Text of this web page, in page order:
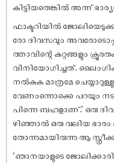
കിട്ടിയതെങ്കിൽ അന്ന്
ഫാക്ടറിയിൽ
രോ ദിവസവും
ത്താവിന്റെ കുറ്റങ്ങളും
വിനിയോഗിച്ചത്.
നൽകുക മാത്രമേ
വേണംന്നൊക്കെ പറയും
പിന്നെ ബഹളാണ്.’ ഒരു
ഴിഞ്ഞാൽ ഒരു വലിയ
തോന്നുമായിരുന്നു ആ
‘ഞാനയാളുടെ